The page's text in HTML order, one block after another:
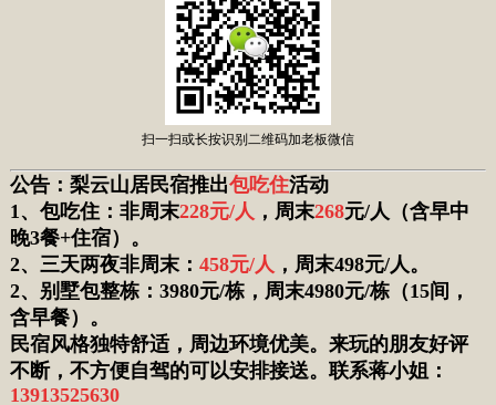
扫一扫或长按识别二维码加老板微信
公告： 梨云山居民宿推出包吃住活动
1 、包吃住：非周末228元/人 ，周末268元/人 （含早中
晚3餐+住宿）
。
2、三天两夜非周末： 458元/人 ，周末498元/人。
2、 别墅包整栋：3980元/栋，周末4980元/栋（15间，
含早餐）。
民宿风格独特舒适，周边环境优美。 来玩的朋友好评
不断，不方便自驾的可以安排接送。 联系蒋小姐：
13913525630